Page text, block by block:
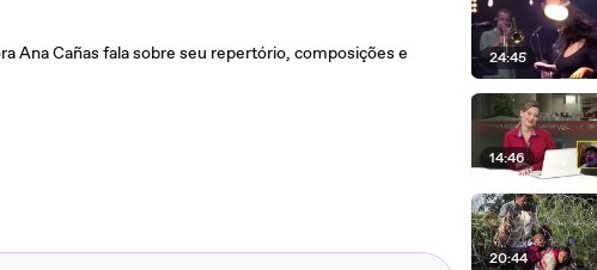
Ana Cañas fala sobre seu repertório, composições e
24:45
14:46
20:44